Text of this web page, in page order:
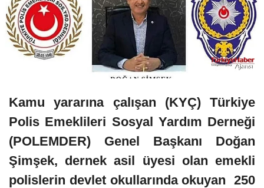
Kamu yararına çalışan (KYÇ) Türkiye
Polis Emeklileri Sosyal Yardım Derneği
(POLEMDER) Genel Başkanı Doğan
Şimşek, dernek asil üyesi olan emekli
polislerin devlet okullarında okuyan 250